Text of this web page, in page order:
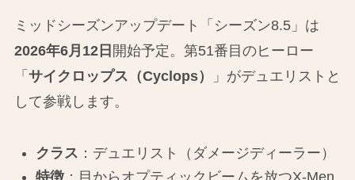
ミッドシーズンアップデート「シーズン8.5」は
2026年6月12日 開始予定。第51番目のヒーロー
「 サイクロップス（Cyclops）
」がデュエリストと
して参戦します。
クラス ：デュエリスト（ダメージディーラー）